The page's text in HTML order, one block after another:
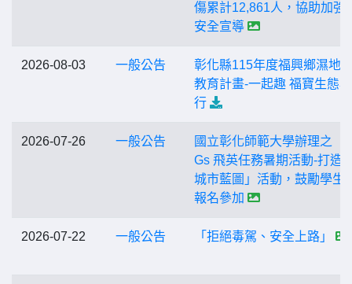
傷累計12,861人，協助加強
安全宣導
2026-08-03 一般公告
彰化縣115年度福興鄉濕地
教育計畫-一起趣 福寶生態
行
2026-07-26 一般公告
國立彰化師範大學辦理之「
Gs 飛英任務暑期活動-打造
城市藍圖」活動，鼓勵學生
報名參加
2026-07-22 一般公告 「拒絕毒駕、安全上路」